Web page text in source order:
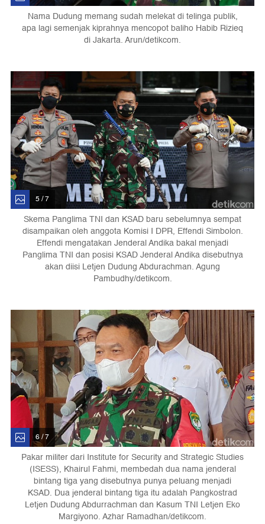
Nama Dudung memang sudah melekat di telinga publik,
apa lagi semenjak kiprahnya mencopot baliho Habib Rizieq
di Jakarta. Arun/detikcom.
5 / 7
Skema Panglima TNI dan KSAD baru sebelumnya sempat
disampaikan oleh anggota Komisi I DPR, Effendi Simbolon.
Effendi mengatakan Jenderal Andika bakal menjadi
Panglima TNI dan posisi KSAD Jenderal Andika disebutnya
akan diisi Letjen Dudung Abdurachman. Agung
Pambudhy/detikcom.
6 / 7
Pakar militer dari Institute for Security and Strategic Studies
(ISESS), Khairul Fahmi, membedah dua nama jenderal
bintang tiga yang disebutnya punya peluang menjadi
KSAD. Dua jenderal bintang tiga itu adalah Pangkostrad
Letjen Dudung Abdurrachman dan Kasum TNI Letjen Eko
Margiyono. Azhar Ramadhan/detikcom.